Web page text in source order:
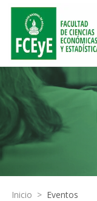
Inicio > Eventos